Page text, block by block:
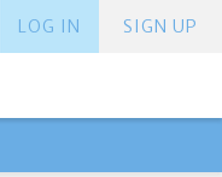
SIGN UP
LOG IN